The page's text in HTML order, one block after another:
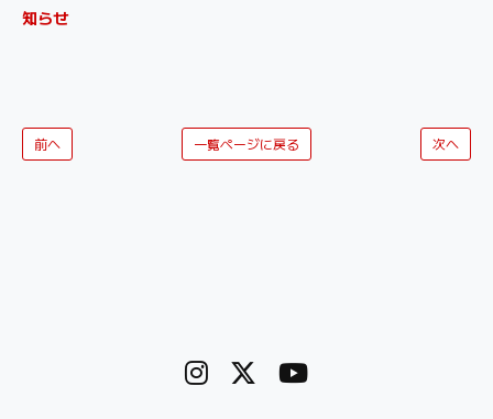
知らせ
前へ 一覧ページに戻る 次へ